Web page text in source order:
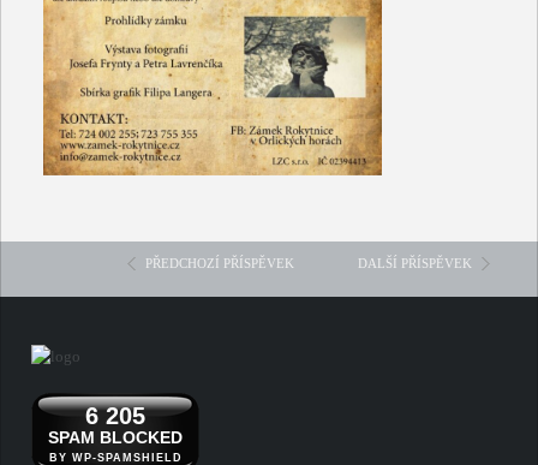
PŘEDCHOZÍ PŘÍSPĚVEK DALŠÍ PŘÍSPĚVEK
6 205
SPAM BLOCKED
BY WP-SPAMSHIELD